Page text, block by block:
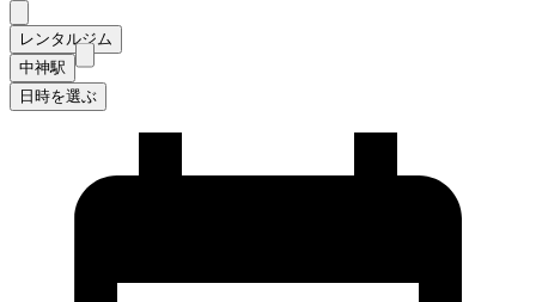
レンタルジム
中神駅
日時を選ぶ